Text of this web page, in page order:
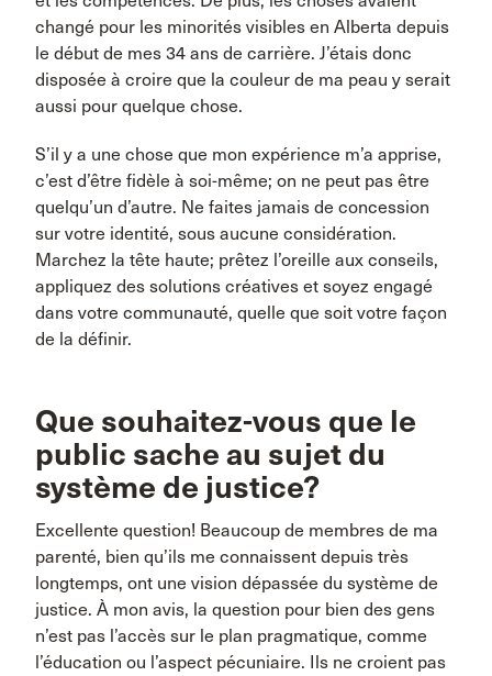
changé pour les minorités visibles en Alberta depuis
le début de mes 34 ans de carrière. J’étais donc
disposée à croire que la couleur de ma peau y serait
aussi pour quelque chose.
S’il y a une chose que mon expérience m’a apprise,
c’est d’être fidèle à soi-même; on ne peut pas être
quelqu’un d’autre. Ne faites jamais de concession
sur votre identité, sous aucune considération.
Marchez la tête haute; prêtez l’oreille aux conseils,
appliquez des solutions créatives et soyez engagé
dans votre communauté, quelle que soit votre façon
de la définir.
Que souhaitez-vous que le
public sache au sujet du
système de justice?
Excellente question! Beaucoup de membres de ma
parenté, bien qu’ils me connaissent depuis très
longtemps, ont une vision dépassée du système de
justice. À mon avis, la question pour bien des gens
n’est pas l’accès sur le plan pragmatique, comme
l’éducation ou l’aspect pécuniaire. Ils ne croient pas